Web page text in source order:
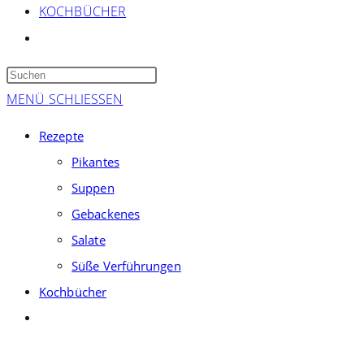
KOCHBÜCHER
SUCHE
UMSCHALTEN
Press
MENÜ SCHLIESSEN
Rezepte
Pikantes
Suppen
Gebackenes
Salate
Süße Verführungen
Kochbücher